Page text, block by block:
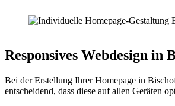
Responsives Webdesign in
Bei der Erstellung Ihrer Homepage in
entscheidend, dass diese auf allen Geräten